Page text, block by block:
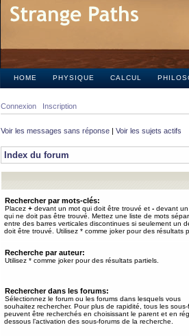
HOME PHYSIQUE CALCUL
Connexion Inscription
Voir les messages sans réponse | Voir les sujets actifs
Index du forum
Rechercher par mots-clés:
Placez + devant un mot qui doit être trouvé et - devant
qui ne doit pas être trouvé. Mettez une liste de mots
entre des barres verticales discontinues si seulement un
doit être trouvé. Utilisez * comme joker pour des résultats
Recherche par auteur:
Utilisez * comme joker pour des résultats partiels.
Rechercher dans les forums:
Sélectionnez le forum ou les forums dans lesquels vous
souhaitez rechercher. Pour plus de rapidité, tous les sous-
peuvent être recherchés en choisissant le parent et en
dessous l’activation des sous-forums de la recherche.